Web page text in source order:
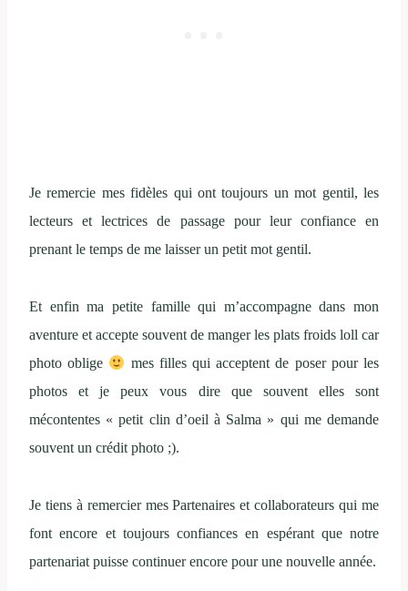
Je remercie mes fidèles qui ont toujours un mot gentil, les
lecteurs et lectrices de passage pour leur confiance en
prenant le temps de me laisser un petit mot gentil.
Et enfin ma petite famille qui m’accompagne dans mon
aventure et accepte souvent de manger les plats froids loll car
photo oblige
mes filles qui acceptent de poser pour les
photos et je peux vous dire que souvent elles sont
mécontentes « petit clin d’oeil à Salma » qui me demande
souvent un crédit photo ;).
Je tiens à remercier mes Partenaires et collaborateurs qui me
font encore et toujours confiances en espérant que notre
partenariat puisse continuer encore pour une nouvelle année.